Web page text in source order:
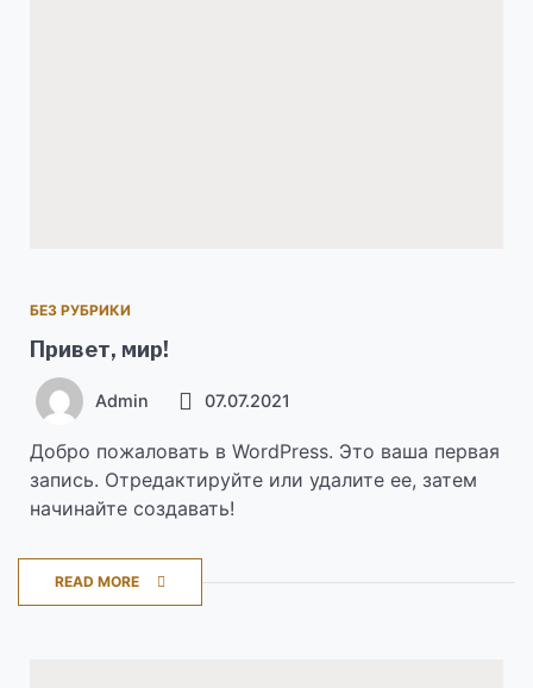
БЕЗ РУБРИКИ
Привет, мир!
Admin 07.07.2021
Добро пожаловать в WordPress. Это ваша первая
запись. Отредактируйте или удалите ее, затем
начинайте создавать!
READ MORE